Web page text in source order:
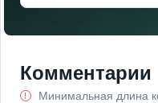
Комментарии
Минимальная длина